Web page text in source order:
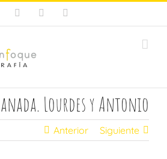
Facebook Instagram
Lourdes y Antonio
Anterior Siguiente